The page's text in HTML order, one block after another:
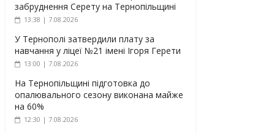
забруднення Серету на Тернопільщині
13:38 | 7.08.2026
У Тернополі затвердили плату за
навчання у ліцеї №21 імені Ігоря Герети
13:00 | 7.08.2026
На Тернопільщині підготовка до
опалювального сезону виконана майже
на 60%
12:30 | 7.08.2026